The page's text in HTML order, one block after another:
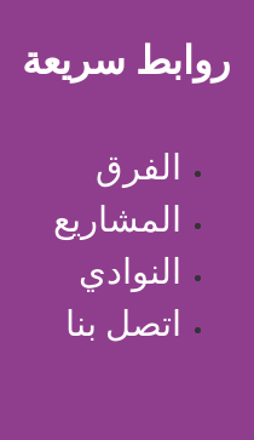
روابط سريعة
الفرق
المشاريع
النوادي
اتصل بنا